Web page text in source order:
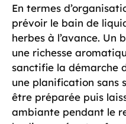
En termes
prévoir le bain de
herbes à l’avance. Un
une richesse
sanctifie la démarche
une planification sans
être préparée puis
ambiante pendant le